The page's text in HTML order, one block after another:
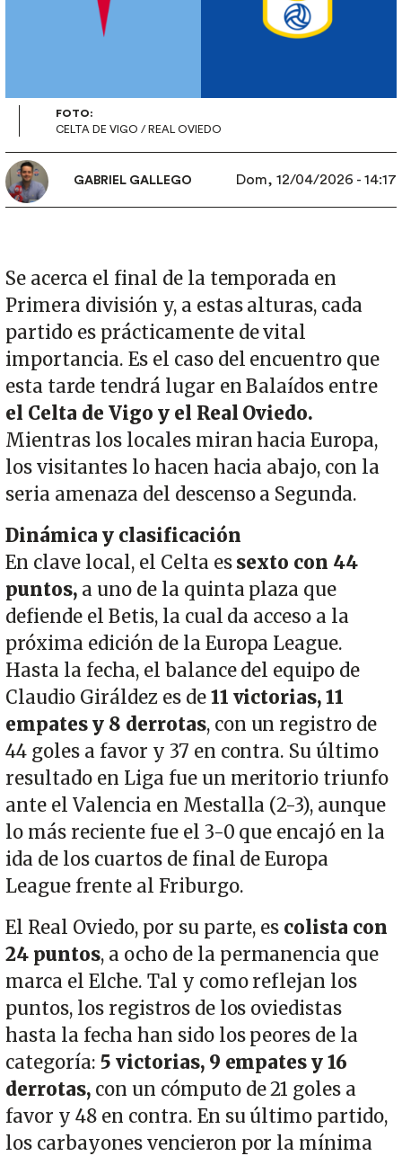
FOTO:
CELTA DE VIGO / REAL OVIEDO
GABRIEL GALLEGO Dom, 12/04/2026 - 14:17
Se acerca el final de la temporada en
Primera división y, a estas alturas, cada
partido es prácticamente de vital
importancia. Es el caso del encuentro que
esta tarde tendrá lugar en Balaídos entre
el Celta de Vigo y el Real Oviedo.
Mientras los locales miran hacia Europa,
los visitantes lo hacen hacia abajo, con la
seria amenaza del descenso a Segunda.
Dinámica y clasificación
En clave local, el Celta essexto con 44
puntos,a uno de la quinta plaza que
defiende el Betis, la cual da acceso a la
próxima edición de la Europa League.
Hasta la fecha, el balance del equipo de
Claudio Giráldez es de11 victorias, 11
empates y 8 derrotas, con un registro de
44 goles a favor y 37 en contra. Su último
resultado en Liga fue un meritorio triunfo
ante el Valencia en Mestalla (2-3), aunque
lo más reciente fue el 3-0 que encajó en la
ida de los cuartos de final de Europa
League frente al Friburgo.
El Real Oviedo, por su parte, es colista con
24 puntos, a ocho de la permanencia que
marca el Elche. Tal y como reflejan los
puntos, los registros de los oviedistas
hasta la fecha han sido los peores de la
categoría: 5 victorias, 9 empates y 16
derrotas, con un cómputo de 21 goles a
favor y 48 en contra. En su último partido,
los carbayones vencieron por la mínima